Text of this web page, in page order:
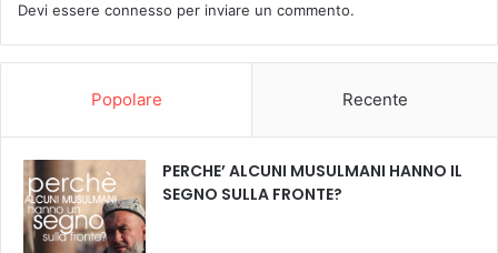
Devi essere connesso per inviare un commento.
Popolare Recente
PERCHE’ ALCUNI MUSULMANI HANNO IL
SEGNO SULLA FRONTE?